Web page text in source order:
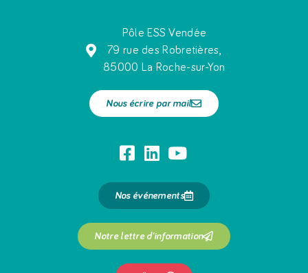
Pôle ESS Vendée
79 rue des Robretières,
85000 La Roche-sur-Yon
Nous écrire par mail
Nos événements
Notre lettre d'information